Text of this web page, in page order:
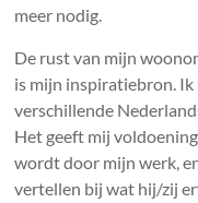
meer nodig.
De rust van mijn
is mijn inspiratiebron. Ik
verschillende
Het geeft mij
wordt door mijn werk,
vertellen bij wat hij/zij